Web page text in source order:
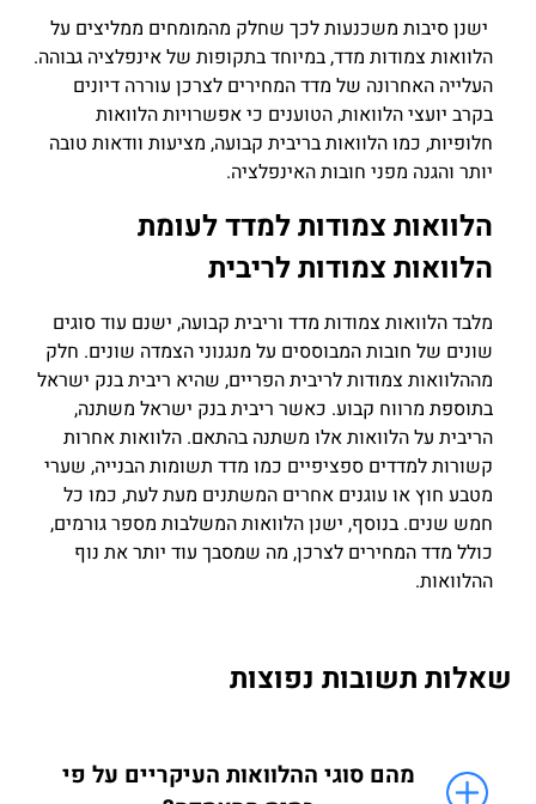
ישנן סיבות משכנעות לכך שחלק מהמומחים ממליצים על
הלוואות צמודות מדד, במיוחד בתקופות של אינפלציה גבוהה.
העלייה האחרונה של מדד המחירים לצרכן עוררה דיונים
בקרב יועצי הלוואות, הטוענים כי אפשרויות הלוואות
חלופיות, כמו הלוואות בריבית קבועה, מציעות וודאות טובה
יותר והגנה מפני חובות האינפלציה.
הלוואות צמודות למדד לעומת
הלוואות צמודות לריבית
מלבד הלוואות צמודות מדד וריבית קבועה, ישנם עוד סוגים
שונים של חובות המבוססים על מנגנוני הצמדה שונים. חלק
מההלוואות צמודות לריבית הפריים, שהיא ריבית בנק ישראל
בתוספת מרווח קבוע. כאשר ריבית בנק ישראל משתנה,
הריבית על הלוואות אלו משתנה בהתאם. הלוואות אחרות
קשורות למדדים ספציפיים כמו מדד תשומות הבנייה, שערי
מטבע חוץ או עוגנים אחרים המשתנים מעת לעת, כמו כל
חמש שנים. בנוסף, ישנן הלוואות המשלבות מספר גורמים,
כולל מדד המחירים לצרכן, מה שמסבך עוד יותר את נוף
ההלוואות.
שאלות תשובות נפוצות
מהם סוגי ההלוואות העיקריים על פי